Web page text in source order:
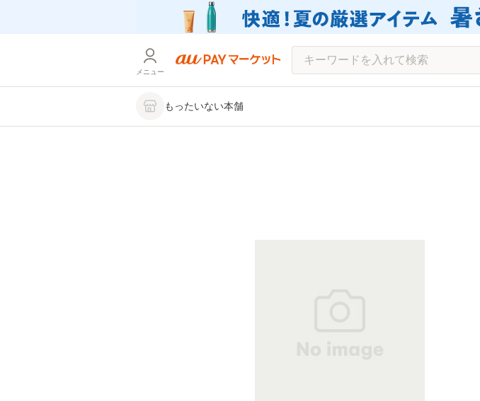
メニュー
もったいない本舗